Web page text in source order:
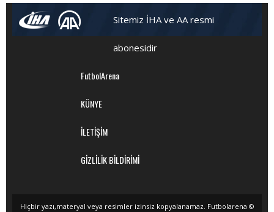
Sitemiz İHA ve AA resmi
abonesidir
FutbolArena
KÜNYE
İLETİŞİM
GİZLİLİK BİLDİRİMİ
Hiçbir yazı,materyal veya resimler izinsiz kopyalanamaz. Futbolarena ©